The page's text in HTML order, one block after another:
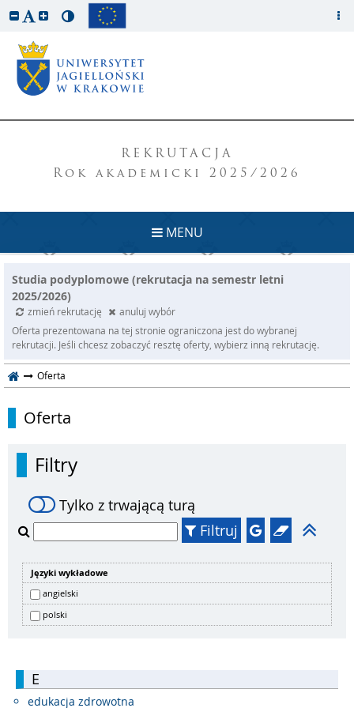
REKRUTACJA
Rok akademicki 2025/2026
MENU
Studia podyplomowe (rekrutacja na semestr letni
2025/2026)
zmień rekrutację
anuluj wybór
Oferta prezentowana na tej stronie ograniczona jest do wybranej
rekrutacji. Jeśli chcesz zobaczyć resztę oferty, wybierz inną rekrutację.
Oferta
Oferta
Filtry
Tylko z trwającą turą
Filtruj
Języki wykładowe
angielski
polski
E
edukacja zdrowotna